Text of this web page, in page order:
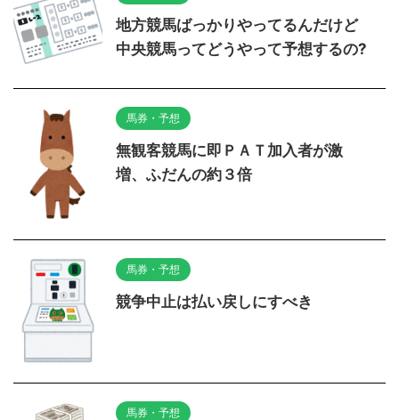
地方競馬ばっかりやってるんだけど
中央競馬ってどうやって予想するの?
馬券・予想
無観客競馬に即ＰＡＴ加入者が激
増、ふだんの約３倍
馬券・予想
競争中止は払い戻しにすべき
馬券・予想